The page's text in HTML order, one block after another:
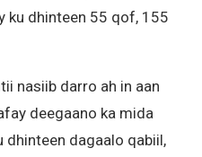
ku dhinteen 55 qof, 155
nasiib darro ah in aan
deegaano ka mida
dhinteen dagaalo qabiil,